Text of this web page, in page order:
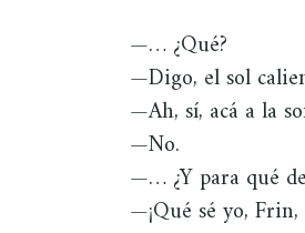
—… ¿Qué?
—Digo, el sol
—Ah, sí, acá a la
—No.
—… ¿Y para qué
—¡Qué sé yo,